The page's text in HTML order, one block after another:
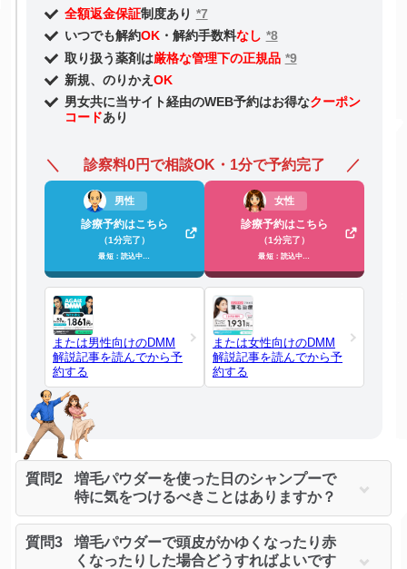
全額返金保証制度あり *7
いつでも解約OK・解約手数料なし *8
取り扱う薬剤は厳格な管理下の正規品 *9
新規、のりかえ OK
男女共に当サイト経由のWEB予約はお得なクーポン
コードあり
診察料0円で相談OK・1分で予約完了
男性
診療予約はこちら
（1分完了）
最短：読込中…
または男性向けのDMM
解説記事を読んでから予
約する
女性
診療予約はこちら
（1分完了）
最短：読込中…
または女性向けのDMM
解説記事を読んでから予
約する
質問2
増毛パウダーを使った日のシャンプーで
特に気をつけるべきことはありますか？
質問3
増毛パウダーで頭皮がかゆくなったり赤
くなったりした場合どうすればよいです